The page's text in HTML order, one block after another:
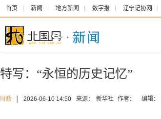
首页 新闻 地方新闻 数字报 辽宁记协网
特写：“永恒的历史记忆”
时政 2026-06-10 14:50 来源： 新华社 作者： 编辑：